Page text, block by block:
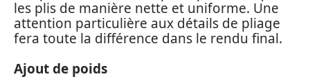
les plis de manière nette et uniforme. Une
attention particulière aux détails de pliage
fera toute la différence dans le rendu final.
Ajout de poids